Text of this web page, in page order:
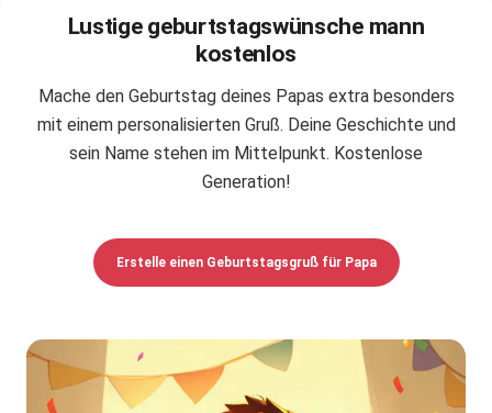
Lustige geburtstagswünsche mann
kostenlos
Mache den Geburtstag deines Papas extra besonders
mit einem personalisierten Gruß. Deine Geschichte und
sein Name stehen im Mittelpunkt. Kostenlose
Generation!
Erstelle einen Geburtstagsgruß für Papa